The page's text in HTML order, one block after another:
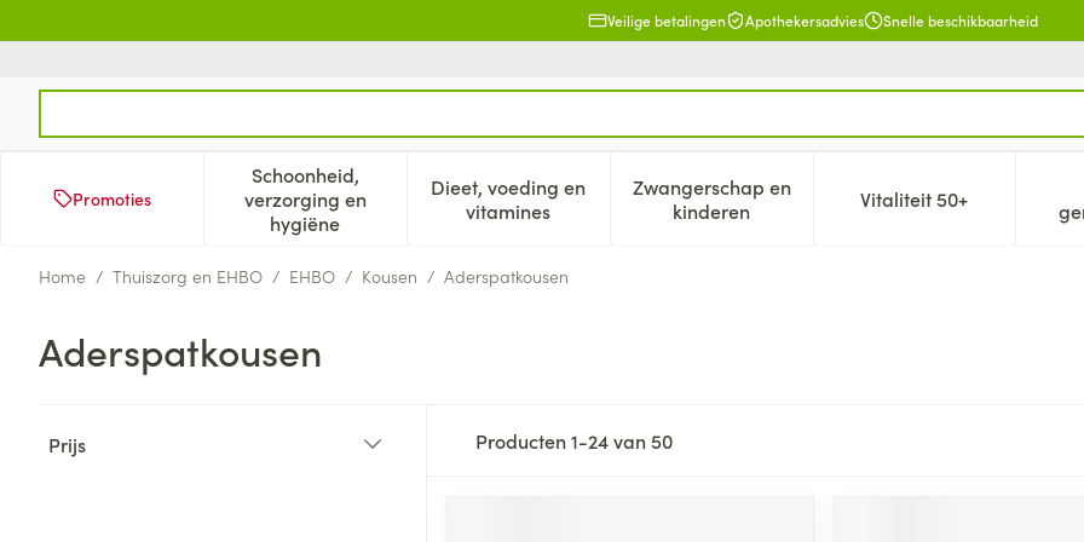
Veilige betalingen Apothekersadvies Snelle beschikbaarheid
Promoties
Schoonheid,
verzorging en
hygiëne
Toon submenu voor Schoonheid, verzorging en hygiëne categorie
Dieet, voeding en
vitaminesToon submenu voor Dieet, voeding en vitamines categorie
Zwangerschap en
kinderenToon submenu voor Zwangerschap en
Vitaliteit 50+Toon submenu
Home / Thuiszorg en EHBO / EHBO / Kousen / Aderspatkousen
Aderspatkousen
Prijs
Producten1-24van50